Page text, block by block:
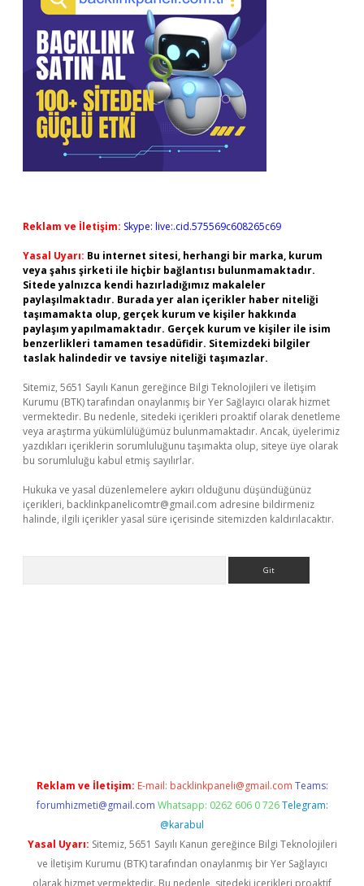
Reklam ve İletişim: Skype: live:.cid.575569c608265c69
Yasal Uyarı: Bu internet sitesi, herhangi bir marka, kurum
veya şahıs şirketi ile hiçbir bağlantısı bulunmamaktadır.
Sitede yalnızca kendi hazırladığımız makaleler
paylaşılmaktadır. Burada yer alan içerikler haber niteliği
taşımamakta olup, gerçek kurum ve kişiler hakkında
paylaşım yapılmamaktadır. Gerçek kurum ve kişiler ile isim
benzerlikleri tamamen tesadüfidir. Sitemizdeki bilgiler
taslak halindedir ve tavsiye niteliği taşımazlar.
Sitemiz, 5651 Sayılı Kanun gereğince Bilgi Teknolojileri ve İletişim
Kurumu (BTK) tarafından onaylanmış bir Yer Sağlayıcı olarak hizmet
vermektedir. Bu nedenle, sitedeki içerikleri proaktif olarak denetleme
veya araştırma yükümlülüğümüz bulunmamaktadır. Ancak, üyelerimiz
yazdıkları içeriklerin sorumluluğunu taşımakta olup, siteye üye olarak
bu sorumluluğu kabul etmiş sayılırlar.
Hukuka ve yasal düzenlemelere aykırı olduğunu düşündüğünüz
içerikleri, backlinkpanelicomtr@gmail.com adresine bildirmeniz
halinde, ilgili içerikler yasal süre içerisinde sitemizden kaldırılacaktır.
Reklam ve İletişim: E-mail: backlinkpaneli@gmail.com Teams:
forumhizmeti@gmail.com Whatsapp: 0262 606 0 726 Telegram:
@karabul
Yasal Uyarı: Sitemiz, 5651 Sayılı Kanun gereğince Bilgi Teknolojileri
ve İletişim Kurumu (BTK) tarafından onaylanmış bir Yer Sağlayıcı
olarak hizmet vermektedir. Bu nedenle, sitedeki içerikleri proaktif